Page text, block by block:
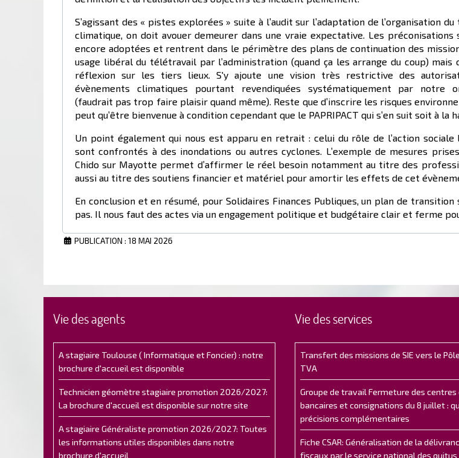
S’agissant des « pistes explorées » suite à l’audit sur l’adaptation de l’organisation
climatique, on doit avouer demeurer dans une vraie expectative. Les préconisations
encore adoptées et rentrent dans le périmètre des plans de continuation des
usage libéral du télétravail par l’administration (quand ça les arrange du coup) mais
réflexion sur les tiers lieux. S'y ajoute une vision très restrictive des
évènements climatiques pourtant revendiquées systématiquement par notre
(faudrait pas trop faire plaisir quand même). Reste que d’inscrire les risques
peut qu’être bienvenue à condition cependant que le PAPRIPACT qui s’en suit soit à la
Un point également qui nous est apparu en retrait : celui du rôle de l’action sociale
sont confrontés à des inondations ou autres cyclones. L’exemple de mesures
Chido sur Mayotte permet d’affirmer le réel besoin notamment au titre des
aussi au titre des soutiens financier et matériel pour amortir les effets de cet
En conclusion et en résumé, pour Solidaires Finances Publiques, un plan de
pas. Il nous faut des actes via un engagement politique et budgétaire clair et ferme
PUBLICATION : 18 MAI 2026
Vie des agents
A stagiaire Toulouse ( Informatique et Foncier) : notre
brochure d'accueil est disponible
Technicien géomètre stagiaire promotion 2026/2027:
La brochure d'accueil est disponible sur notre site
A stagiaire Généraliste promotion 2026/2027: Toutes
les informations utiles disponibles dans notre
brochure d'accueil
Vie des services
Transfert des missions de SIE vers le
TVA
Groupe de travail Fermeture des centres
bancaires et consignations du 8 juillet :
précisions complémentaires
Fiche CSAR: Généralisation de la
fiscaux par le service national des quitus